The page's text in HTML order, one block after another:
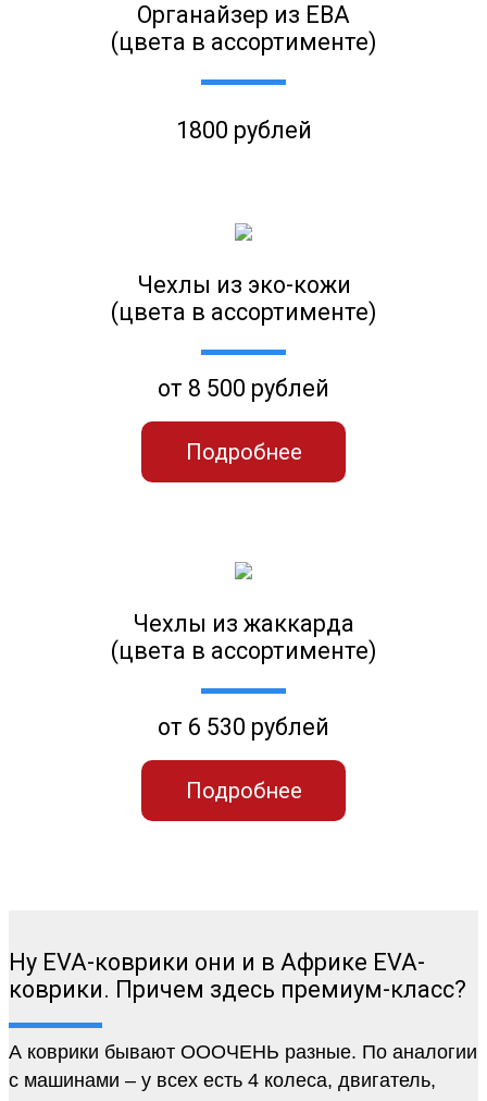
Органайзер из ЕВА
(цвета в ассортименте)
1800 рублей
Чехлы из эко-кожи
(цвета в ассортименте)
от 8 500 рублей
Подробнее
Чехлы из жаккарда
(цвета в ассортименте)
от 6 530 рублей
Подробнее
Ну EVA-коврики они и в Африке EVA-
коврики. Причем здесь премиум-класс?
А коврики бывают ОООЧЕНЬ разные. По аналогии
с машинами – у всех есть 4 колеса, двигатель,